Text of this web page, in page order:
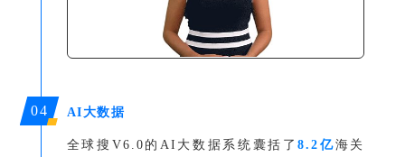
04 AI大数据
全球搜V6.0的AI大数据系统囊括了8.2亿海关